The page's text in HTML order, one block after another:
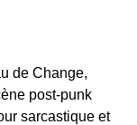
de Change,
post-punk
sarcastique et